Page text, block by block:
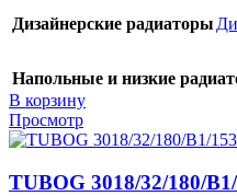
Дизайнерские радиаторы
Напольные и низкие
В корзину
Просмотр
TUBOG 3018/32/180/